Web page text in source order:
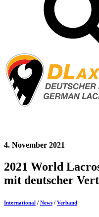
4. November 2021
2021 World
mit deutscher
International / News / Verband